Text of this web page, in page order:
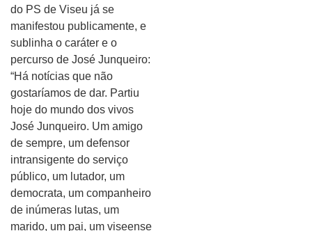
do PS de Viseu já se
manifestou publicamente, e
sublinha o caráter e o
percurso de José Junqueiro:
“Há notícias que não
gostaríamos de dar. Partiu
hoje do mundo dos vivos
José Junqueiro. Um amigo
de sempre, um defensor
intransigente do serviço
público, um lutador, um
democrata, um companheiro
de inúmeras lutas, um
marido, um pai, um viseense